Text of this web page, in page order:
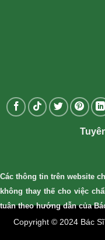
Các thông tin trên website
không thay thế cho việc
tuân theo hướng dẫn của
Copyright © 2024 Bác